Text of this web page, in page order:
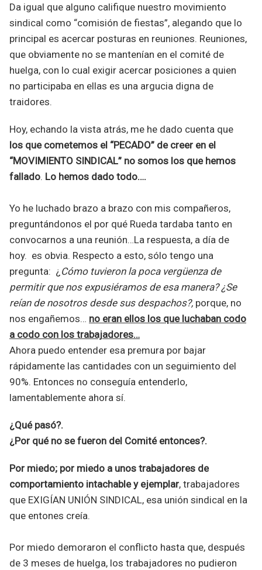
Da igual que alguno califique nuestro movimiento
sindical como “comisión de fiestas”, alegando que lo
principal es acercar posturas en reuniones. Reuniones,
que obviamente no se mantenían en el comité de
huelga, con lo cual exigir acercar posiciones a quien
no participaba en ellas es una argucia digna de
traidores.
Hoy, echando la vista atrás, me he dado cuenta que
los que cometemos el “PECADO” de creer en el
“MOVIMIENTO SINDICAL” no somos los que hemos
fallado. Lo hemos dado todo….
Yo he luchado brazo a brazo con mis compañeros,
preguntándonos el por qué Rueda tardaba tanto en
convocarnos a una reunión…La respuesta, a día de
hoy. es obvia. Respecto a esto, sólo tengo una
pregunta: ¿ Cómo tuvieron la poca vergüenza de
permitir que nos expusiéramos de esa manera? ¿Se
reían de nosotros desde sus despachos?, porque, no
nos engañemos… no eran ellos los que luchaban codo
a codo con los trabajadores…
Ahora puedo entender esa premura por bajar
rápidamente las cantidades con un seguimiento del
90%. Entonces no conseguía entenderlo,
lamentablemente ahora sí.
¿Qué pasó?.
¿Por qué no se fueron del Comité entonces?.
Por miedo; por miedo a unos trabajadores de
comportamiento intachable y ejemplar, trabajadores
que EXIGÍAN UNIÓN SINDICAL, esa unión sindical en la
que entones creía.
Por miedo demoraron el conflicto hasta que, después
de 3 meses de huelga, los trabajadores no pudieron